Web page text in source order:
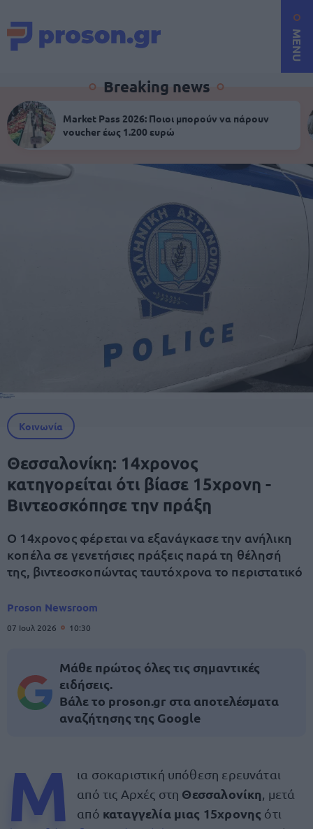
MENU
Breaking news
Market Pass 2026: Ποιοι μπορούν να πάρουν
voucher έως 1.200 ευρώ
Κοινωνία
Θεσσαλονίκη: 14χρονος
κατηγορείται ότι βίασε 15χρονη -
Βιντεοσκόπησε την πράξη
Ο 14χρονος φέρεται να εξανάγκασε την ανήλικη
κοπέλα σε γενετήσιες πράξεις παρά τη θέλησή
της, βιντεοσκοπώντας ταυτόχρονα το περιστατικό
Proson Newsroom
07 Ιουλ 2026 10:30
Μάθε πρώτος όλες τις σημαντικές
ειδήσεις.
Βάλε το proson.gr στα αποτελέσματα
αναζήτησης της Google
Μ
ια σοκαριστική υπόθεση ερευνάται
από τις Αρχές στη Θεσσαλονίκη , μετά
από καταγγελία μιας 15χρονης ότι